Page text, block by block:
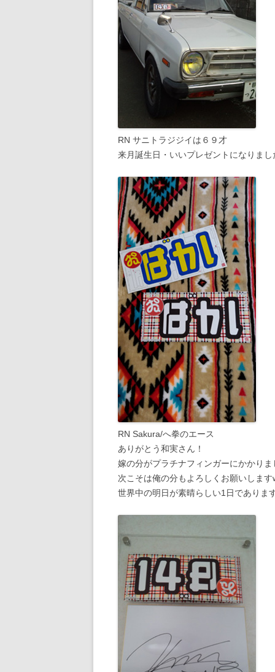
RN サニトラジジイは６９才
来月誕生日・いいプレゼントになりまし
RN Sakura/へ拳のエース
ありがとう和実さん！
嫁の分がプラチナフィンガーにかかり
次こそは俺の分もよろしくお願いします
世界中の明日が素晴らしい1日でありま